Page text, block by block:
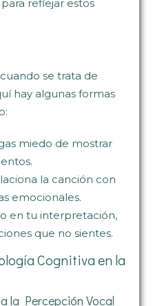
reflejar estos
se trata de
hay algunas formas
miedo de mostrar
la canción con
emocionales.
en tu interpretación,
que no sientes.
Cognitiva en la
la Percepción Vocal